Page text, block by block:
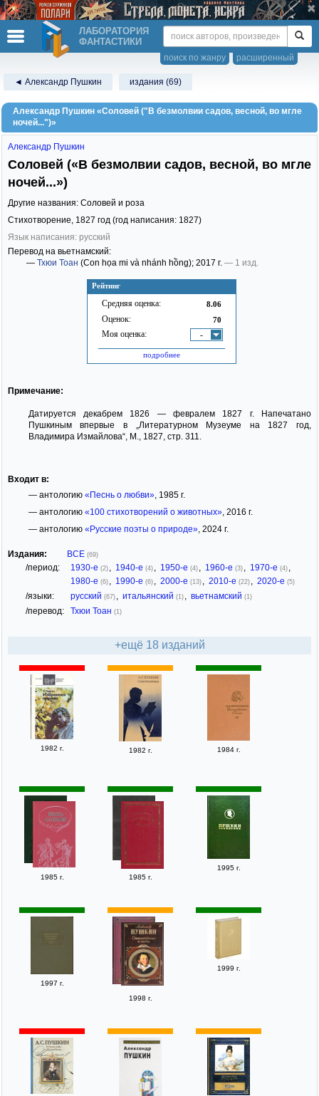
ЛАБОРАТОРИЯ
ФАНТАСТИКИ
расширенный
поиск по жанру
◄ Александр Пушкин издания (69)
Александр Пушкин «Соловей ("В безмолвии садов, весной, во мгле
ночей...")»
Рейтинг
Средняя оценка: 8.06
Оценок: 70
Моя оценка: -
подробнее
Александр Пушкин
Соловей («В безмолвии садов, весной, во мгле
ночей...»)
Другие названия: Соловей и роза
Стихотворение, 1827 год (год написания: 1827)
Язык написания: русский
Перевод на вьетнамский:
— Тхюи Тоан (Con họa mi và nhánh hồng); 2017 г. — 1 изд.
Примечание:
Датируется декабрем 1826 — февралем 1827 г. Напечатано
Пушкиным впервые в „Литературном Музеуме на 1827 год,
Владимира Измайлова“, М., 1827, стр. 311.
Входит в:
— антологию «Песнь о любви», 1985 г.
— антологию «100 стихотворений о животных», 2016 г.
— антологию «Русские поэты о природе», 2024 г.
Издания: ВСЕ (69)
/период: 1930-е (2) 1940-е (4) 1950-е (4) 1960-е (3) 1970-е (4)
1980-е (6) 1990-е (6) 2000-е (13) 2010-е (22) 2020-е (5)
/языки: русский (67) итальянский (1) вьетнамский (1)
/перевод: Тхюи Тоан (1)
+ещё 18 изданий
1982 г. 1982 г. 1984 г.
1985 г. 1985 г.
1995 г.
1997 г.
1998 г.
1999 г.